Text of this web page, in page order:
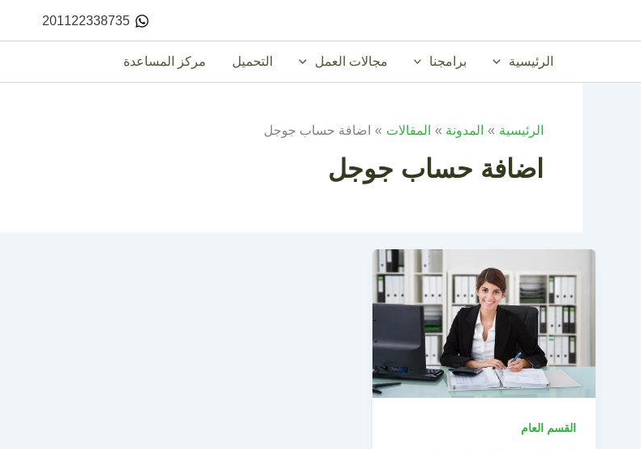
201122338735
الرئيسية برامجنا مجالات العمل التحميل مركز المساعدة
الرئيسية المدونة المقالات اضافة حساب جوجل
اضافة حساب جوجل
القسم العام